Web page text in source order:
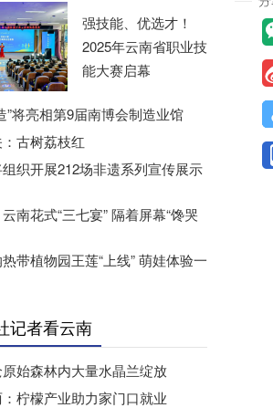
强技能、优选才！
2025年云南省职业技
能大赛启幕
”将亮相第9届南博会制造业馆
古树荔枝红
织开展212场非遗系列宣传展示
南花式“三七宴” 隔着屏幕“馋哭
带植物园王莲“上线” 萌娃体验一
记者看云南
始森林内大量水晶兰绽放
柠檬产业助力家门口就业